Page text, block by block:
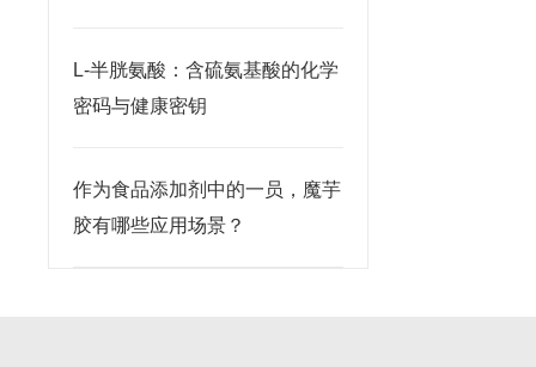
L-半胱氨酸：含硫氨基酸的化学
密码与健康密钥
作为食品添加剂中的一员，魔芋
胶有哪些应用场景？